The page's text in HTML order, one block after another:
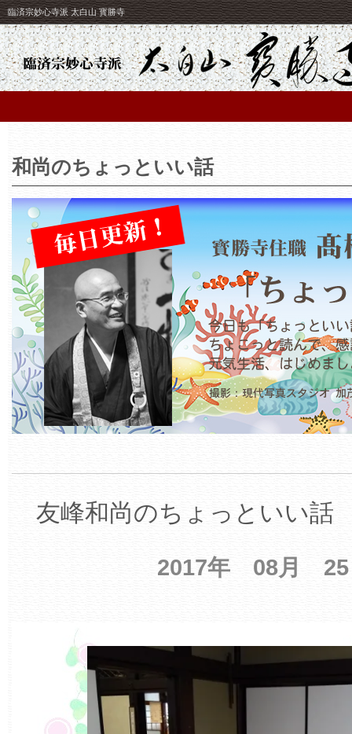
臨済宗妙心寺派 太白山 寳勝寺
和尚のちょっといい話
友峰和尚のちょっといい話
2017年 08月